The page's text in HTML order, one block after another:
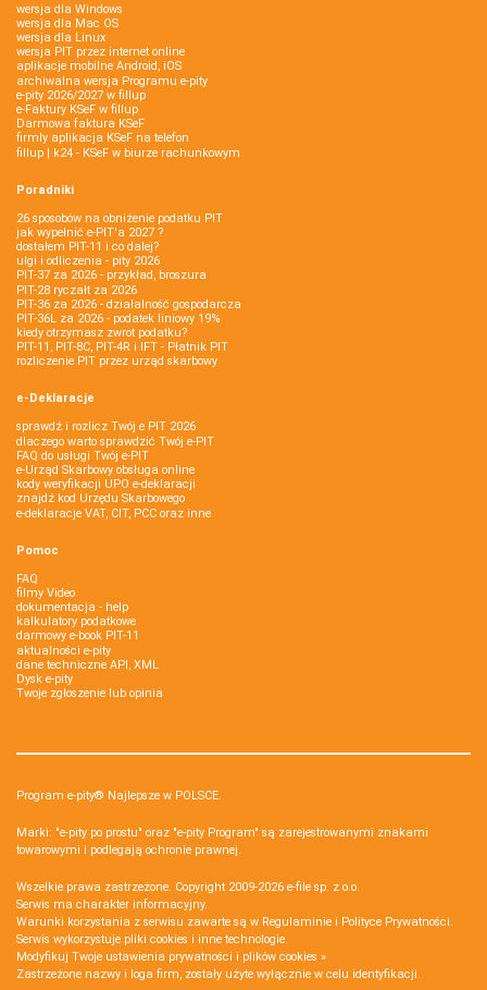
wersja dla Windows
wersja dla Mac OS
wersja dla Linux
wersja PIT przez internet online
aplikacje mobilne Android, iOS
archiwalna wersja Programu e-pity
e-pity 2026/2027 w fillup
e‑Faktury KSeF w fillup
Darmowa faktura KSeF
firmly aplikacja KSeF na telefon
fillup | k24 - KSeF w biurze rachunkowym
Poradniki
26 sposobów na obniżenie podatku PIT
jak wypełnić e-PIT'a 2027 ?
dostałem PIT-11 i co dalej?
ulgi i odliczenia - pity 2026
PIT-37 za 2026 - przykład, broszura
PIT-28 ryczałt za 2026
PIT-36 za 2026 - działalność gospodarcza
PIT-36L za 2026 - podatek liniowy 19%
kiedy otrzymasz zwrot podatku?
PIT-11, PIT-8C, PIT-4R i IFT - Płatnik PIT
rozliczenie PIT przez urząd skarbowy
e-Deklaracje
sprawdź i rozlicz Twój e PIT 2026
dlaczego warto sprawdzić Twój e-PIT
FAQ do usługi Twój e-PIT
e-Urząd Skarbowy obsługa online
kody weryfikacji UPO e-deklaracji
znajdź kod Urzędu Skarbowego
e-deklaracje VAT, CIT, PCC oraz inne
Pomoc
FAQ
filmy Video
dokumentacja - help
kalkulatory podatkowe
darmowy e-book PIT-11
aktualności e-pity
dane techniczne API, XML
Dysk e-pity
Twoje zgłoszenie lub opinia
Program e-pity® Najlepsze w POLSCE.
Marki: "e-pity po prostu" oraz "e-pity Program" są zarejestrowanymi znakami
towarowymi i podlegają ochronie prawnej.
Wszelkie prawa zastrzeżone. Copyright 2009-2026 e-file sp. z o.o.
Serwis ma charakter informacyjny.
Warunki korzystania z serwisu zawarte są w Regulaminie i Polityce Prywatności.
Serwis wykorzystuje pliki cookies i inne technologie.
Modyfikuj Twoje ustawienia prywatności i plików cookies »
Zastrzeżone nazwy i loga firm, zostały użyte wyłącznie w celu identyfikacji.